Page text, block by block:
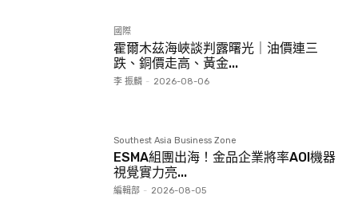
國際
霍爾木茲海峽談判露曙光｜油價連三
跌、銅價走高、黃金...
李 振麟 - 2026-08-06
Southest Asia Business Zone
ESMA組團出海！金品企業將率AOI機器
視覺實力亮...
編輯部 - 2026-08-05